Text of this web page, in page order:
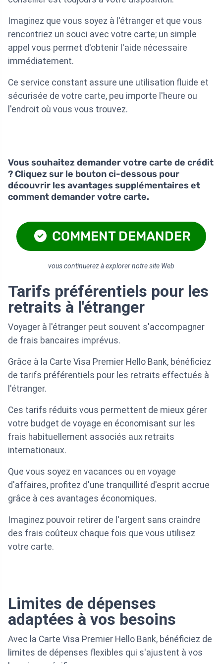
Imaginez que vous soyez à l'étranger et que vous
rencontriez un souci avec votre carte; un simple
appel vous permet d'obtenir l'aide nécessaire
immédiatement.
Ce service constant assure une utilisation fluide et
sécurisée de votre carte, peu importe l'heure ou
l'endroit où vous vous trouvez.
Vous souhaitez demander votre carte de crédit
? Cliquez sur le bouton ci-dessous pour
découvrir les avantages supplémentaires et
comment demander votre carte.
COMMENT DEMANDER
vous continuerez à explorer notre site Web
Tarifs préférentiels pour les
retraits à l'étranger
Voyager à l'étranger peut souvent s'accompagner
de frais bancaires imprévus.
Grâce à la Carte Visa Premier Hello Bank, bénéficiez
de tarifs préférentiels pour les retraits effectués à
l'étranger.
Ces tarifs réduits vous permettent de mieux gérer
votre budget de voyage en économisant sur les
frais habituellement associés aux retraits
internationaux.
Que vous soyez en vacances ou en voyage
d'affaires, profitez d'une tranquillité d'esprit accrue
grâce à ces avantages économiques.
Imaginez pouvoir retirer de l'argent sans craindre
des frais coûteux chaque fois que vous utilisez
votre carte.
Limites de dépenses
adaptées à vos besoins
Avec la Carte Visa Premier Hello Bank, bénéficiez de
limites de dépenses flexibles qui s'ajustent à vos